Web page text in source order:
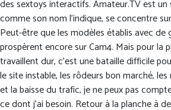
des sextoys interactifs. Amateur.TV est
comme son nom l’indique, se concentre
Peut-être que les modèles établis avec de
prospèrent encore sur Cam4. Mais pour la
travaillent dur, c’est une bataille difficile
le site instable, les rôdeurs bon marché,
et la baisse du trafic, je ne peux pas
ce dont j’ai besoin. Retour à la planche à